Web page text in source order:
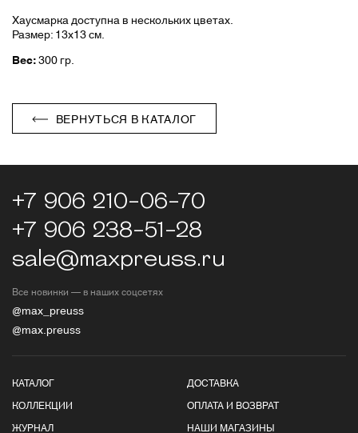
Хаусмарка доступна в нескольких цветах.
Размер: 13х13 см.
Вес:300 гр.
ВЕРНУТЬСЯ В КАТАЛОГ
+7 906 210-06-70
+7 906 238-51-28
sale@maxpreuss.ru
Все новинки — в наших соцсетях
@max_preuss
@max.preuss
КАТАЛОГ
КОЛЛЕКЦИИ
ЖУРНАЛ
ДОСТАВКА
ОПЛАТА И ВОЗВРАТ
НАШИ МАГАЗИНЫ